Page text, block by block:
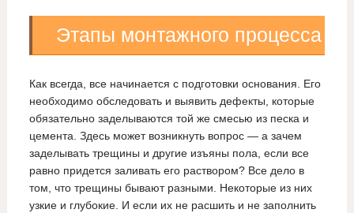
Этапы монтажного процесса
Как всегда, все начинается с подготовки основания. Его
необходимо обследовать и выявить дефекты, которые
обязательно заделываются той же смесью из песка и
цемента. Здесь может возникнуть вопрос — а зачем
заделывать трещины и другие изъяны пола, если все
равно придется заливать его раствором? Все дело в
том, что трещины бывают разными. Некоторые из них
узкие и глубокие. И если их не расшить и не заполнить